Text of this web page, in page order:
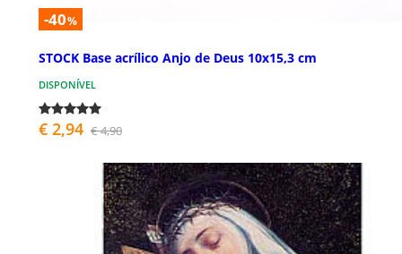
-40%
STOCK Base acrílico Anjo de Deus 10x15,3 cm
DISPONÍVEL
€ 2,94 € 4,90